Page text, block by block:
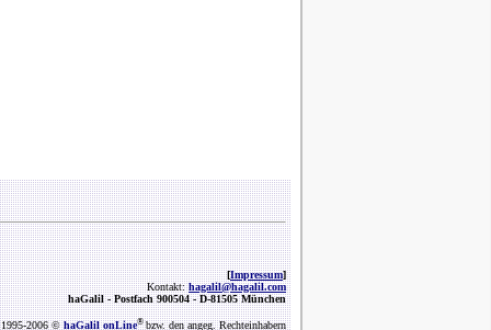
[Impressum]
Kontakt:hagalil@hagalil.com
haGalil -Postfach 900504 - D-81505 München
1995-2006 ©haGalil onLine®bzw. den angeg. Rechteinhabern